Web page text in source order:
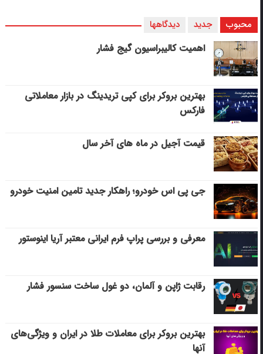
محبوب جدید دیدگاهها
اهمیت کالیبراسیون گیج فشار
بهترین بروکر برای کپی‌ تریدینگ در بازار معاملاتی
فارکس
قیمت آجیل در ماه های آخر سال
جی پی اس خودرو؛ راهکار جدید تامین امنیت خودرو
معرفی و بررسی پراپ فرم ایرانی معتبر آریا اینوستور
رقابت ژاپن و آلمان، دو غول ساخت سنسور فشار
بهترین بروکر برای معاملات طلا در ایران و ویژگی‌های
آنها